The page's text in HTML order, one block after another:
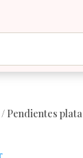
/ Pendientes plata